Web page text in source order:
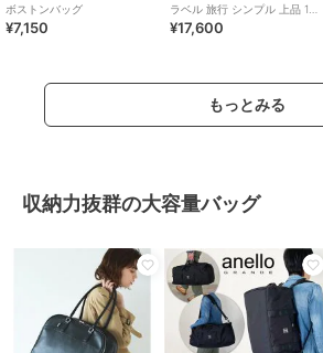
ボストンバッグ
¥7,150
ラベル 旅行 シンプル 上品 1泊
アベス 23L 20185
¥17,600
もっとみる
収納力抜群の大容量バッグ